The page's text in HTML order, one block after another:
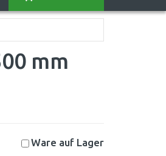
mm
Ware auf Lager